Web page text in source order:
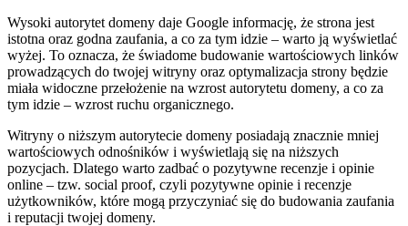
Wysoki autorytet domeny daje Google informację, że strona jest
istotna oraz godna zaufania, a co za tym idzie – warto ją wyświetlać
wyżej. To oznacza, że świadome budowanie wartościowych linków
prowadzących do twojej witryny oraz optymalizacja strony będzie
miała widoczne przełożenie na wzrost autorytetu domeny, a co za
tym idzie – wzrost ruchu organicznego.
Witryny o niższym autorytecie domeny posiadają znacznie mniej
wartościowych odnośników i wyświetlają się na niższych
pozycjach. Dlatego warto zadbać o pozytywne recenzje i opinie
online – tzw. social proof, czyli pozytywne opinie i recenzje
użytkowników, które mogą przyczyniać się do budowania zaufania
i reputacji twojej domeny.